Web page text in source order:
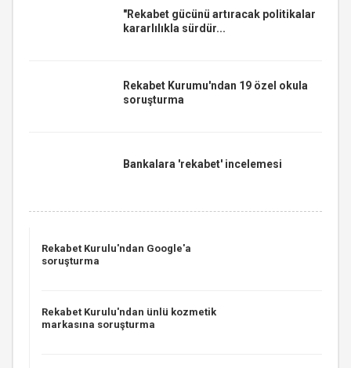
"Rekabet gücünü artıracak politikalar
kararlılıkla sürdür...
Rekabet Kurumu'ndan 19 özel okula
soruşturma
Bankalara 'rekabet' incelemesi
Rekabet Kurulu'ndan Google'a
soruşturma
Rekabet Kurulu'ndan ünlü kozmetik
markasına soruşturma